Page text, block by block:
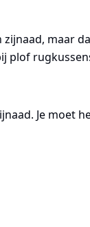
maar
plof
Je moet